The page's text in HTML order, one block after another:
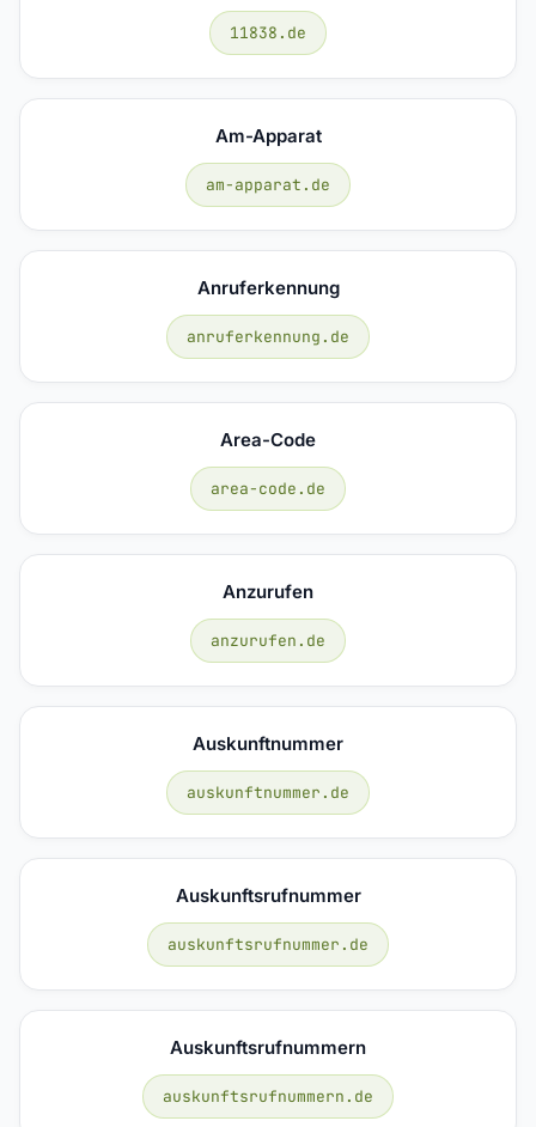
11838.de
Am-Apparat
am-apparat.de
Anruferkennung
anruferkennung.de
Area-Code
area-code.de
Anzurufen
anzurufen.de
Auskunftnummer
auskunftnummer.de
Auskunftsrufnummer
auskunftsrufnummer.de
Auskunftsrufnummern
auskunftsrufnummern.de